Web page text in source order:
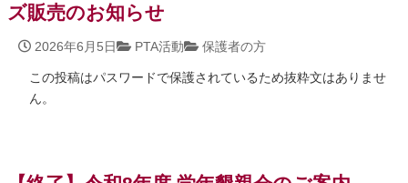
ズ販売のお知らせ
2026年6月5日 PTA活動 保護者の方
この投稿はパスワードで保護されているため抜粋文はありませ
ん。